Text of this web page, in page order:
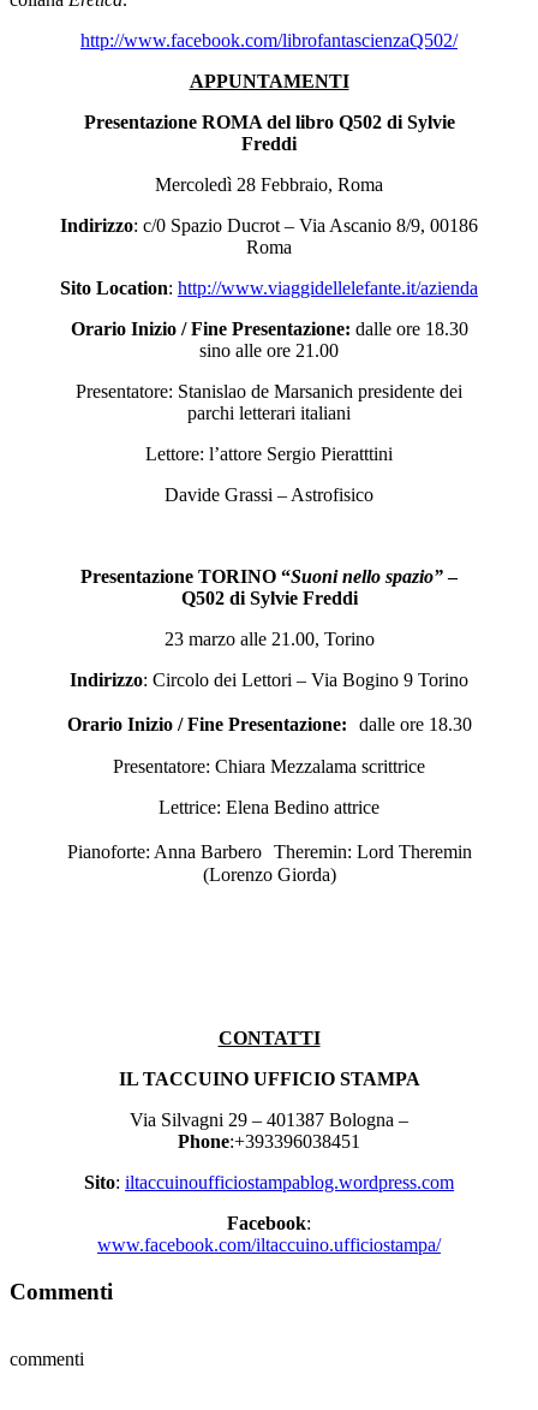
http://www.facebook.com/librofantascienzaQ502/
APPUNTAMENTI
Presentazione ROMA del libro Q502 di Sylvie
Freddi
Mercoledì 28 Febbraio, Roma
Indirizzo: c/0 Spazio Ducrot – Via Ascanio 8/9, 00186
Roma
Sito Location: http://www.viaggidellelefante.it/azienda
Orario Inizio / Fine Presentazione: dalle ore 18.30
sino alle ore 21.00
Presentatore: Stanislao de Marsanich presidente dei
parchi letterari italiani
Lettore: l’attore Sergio Pieratttini
Davide Grassi – Astrofisico
Presentazione TORINO “Suoni nello spazio”–
Q502 di Sylvie Freddi
23 marzo alle 21.00, Torino
Indirizzo: Circolo dei Lettori – Via Bogino 9 Torino
Orario Inizio / Fine Presentazione: dalle ore 18.30
Presentatore: Chiara Mezzalama scrittrice
Lettrice: Elena Bedino attrice
Pianoforte: Anna Barbero Theremin: Lord Theremin
(Lorenzo Giorda)
CONTATTI
IL TACCUINO UFFICIO STAMPA
Via Silvagni 29 – 401387 Bologna –
Phone:+393396038451
Sito: iltaccuinoufficiostampablog.wordpress.com
Facebook:
www.facebook.com/iltaccuino.ufficiostampa/
Commenti
commenti